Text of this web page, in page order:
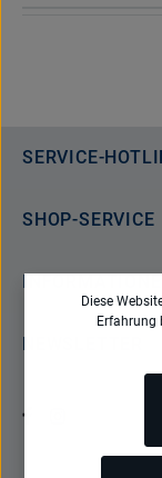
SERVICE-
SHOP-SERVICE
Diese
Erfahrung